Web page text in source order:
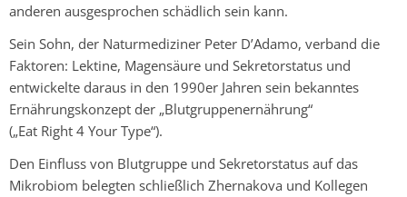
anderen ausgesprochen schädlich sein kann.
Sein Sohn, der Naturmediziner Peter D’Adamo, verband die
Faktoren: Lektine, Magensäure und Sekretorstatus und
entwickelte daraus in den 1990er Jahren sein bekanntes
Ernährungskonzept der „Blutgruppenernährung“
(„Eat Right 4 Your Type“).
Den Einfluss von Blutgruppe und Sekretorstatus auf das
Mikrobiom belegten schließlich Zhernakova und Kollegen